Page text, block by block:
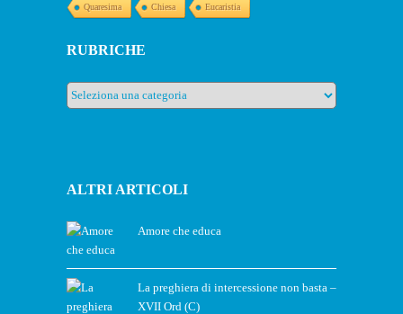
Quaresima Chiesa Eucaristia
RUBRICHE
Rubriche
ALTRI ARTICOLI
Amore che educa
La preghiera di intercessione non basta –
XVII Ord (C)